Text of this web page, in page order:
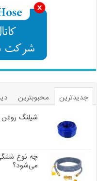
جدیدترین محبوبترین
شیلنگ
چه نوع
می‌شود؟